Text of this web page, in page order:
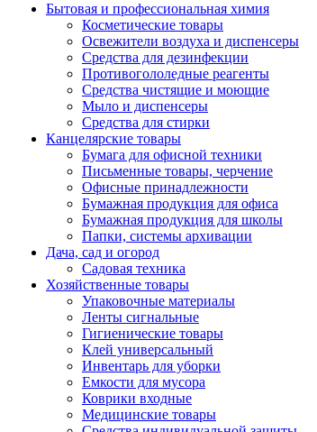
Бытовая и профессиональная химия
Косметические товары
Освежители воздуха и диспенсеры
Средства для дезинфекции
Противогололедные реагенты
Средства чистящие и моющие
Мыло и диспенсеры
Средства для стирки
Канцелярские товары
Бумага для офисной техники
Письменные товары, черчение
Офисные принадлежности
Бумажная продукция для офиса
Бумажная продукция для школы
Папки, системы архивации
Дача, сад и огород
Садовая техника
Хозяйственные товары
Упаковочные материалы
Ленты сигнальные
Гигиенические товары
Клей универсальный
Инвентарь для уборки
Емкости для мусора
Коврики входные
Медицинские товары